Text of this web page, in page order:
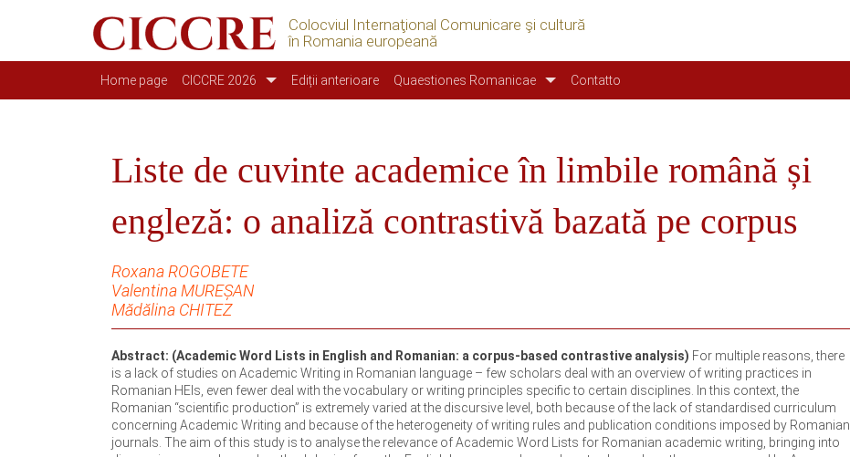
Colocviul Internaţional Comunicare şi cultură
în Romania europeană
Navigazione principale
Home page CICCRE 2026 Ediții anterioare Quaestiones Romanicae Contatto
Liste de cuvinte academice în limbile română și
engleză: o analiză contrastivă bazată pe corpus
Roxana ROGOBETE
Valentina MUREȘAN
Mădălina CHITEZ
Abstract: (Academic Word Lists in English and Romanian: a corpus-based contrastive analysis) For multiple reasons, there
is a lack of studies on Academic Writing in Romanian language – few scholars deal with an overview of writing practices in
Romanian HEIs, even fewer deal with the vocabulary or writing principles specific to certain disciplines. In this context, the
Romanian “scientific production” is extremely varied at the discursive level, both because of the lack of standardised curriculum
concerning Academic Writing and because of the heterogeneity of writing rules and publication conditions imposed by Romanian
journals. The aim of this study is to analyse the relevance of Academic Word Lists for Romanian academic writing, bringing into